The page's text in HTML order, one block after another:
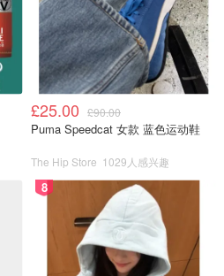
成于大约3.4亿年前，如今的石
果运气好的话，还可以在
重日落。
£25.00 £90.00
Puma Speedcat 女款 蓝色运动鞋
The Hip Store 1029人感兴趣
8